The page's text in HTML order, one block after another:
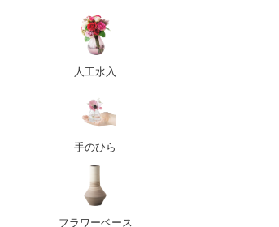
人工水入
手のひら
フラワーベース